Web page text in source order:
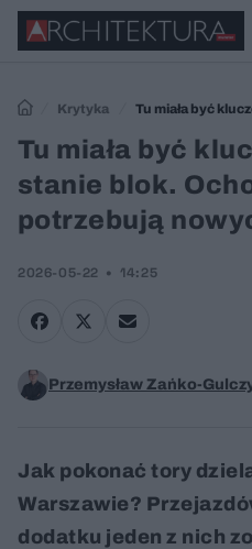
Krytyka
Tu miała być
Wola nie potrzebują nowych
Tu miała być
stanie blok.
potrzebują
2026-05-22 14:25
Przemysław Zańko-
Jak pokonać tory
Warszawie?
dodatku jeden z nich